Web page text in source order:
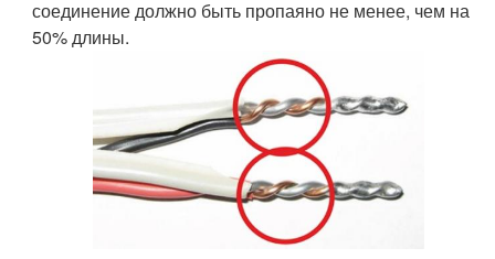
соединение должно быть пропаяно не менее, чем на
50% длины.